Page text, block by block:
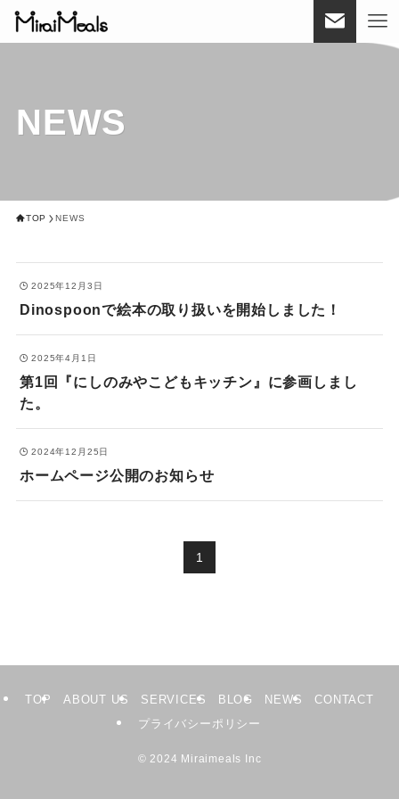
NEWS
TOP NEWS
2025年12月3日
Dinospoonで絵本の取り扱いを開始しました！
2025年4月1日
第1回『にしのみやこどもキッチン』に参画しまし
た。
2024年12月25日
ホームページ公開のお知らせ
1
TOP ABOUT US SERVICES BLOG NEWS
CONTACT
プライバシーポリシー
© 2024 Miraimeals Inc